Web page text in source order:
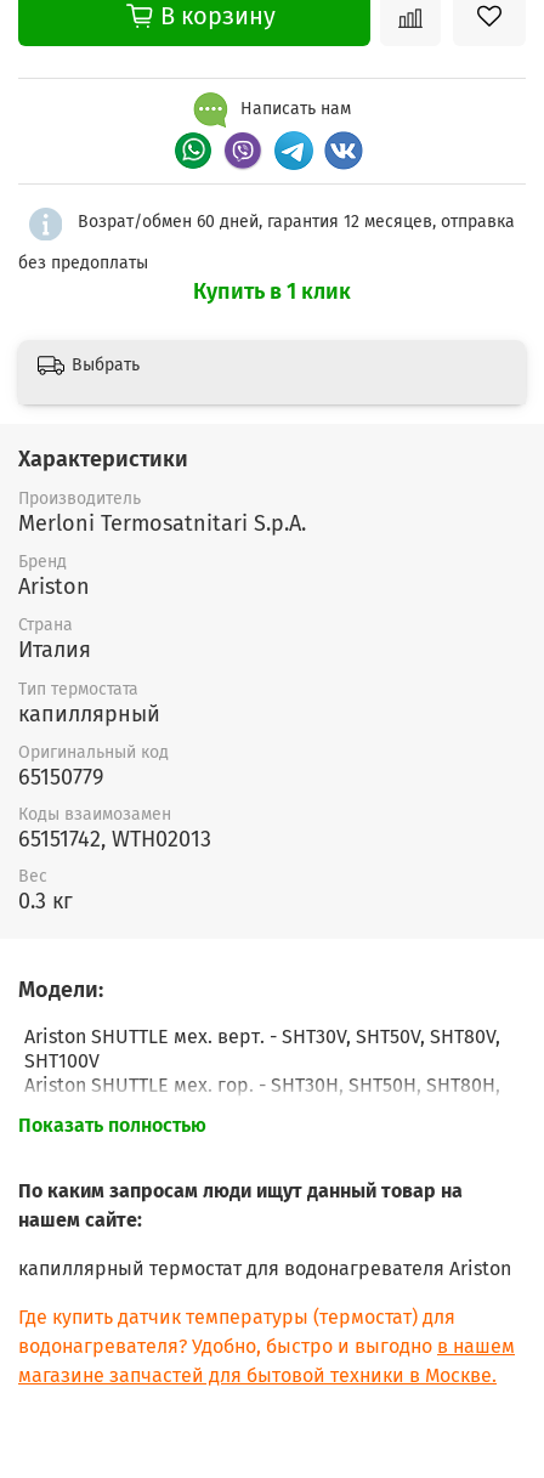
В корзину
Написать нам
Возрат/обмен 60 дней, гарантия 12 месяцев, отправка
без предоплаты
Купить в 1 клик
Выбрать
Характеристики
Производитель
Merloni Termosatnitari S.p.A.
Бренд
Ariston
Страна
Италия
Тип термостата
капиллярный
Оригинальный код
65150779
Коды взаимозамен
65151742, WTH02013
Вес
0.3 кг
Модели:
Ariston SHUTTLE мех. верт. - SHT30V, SHT50V, SHT80V,
SHT100V
Ariston SHUTTLE мех. гор. - SHT30H, SHT50H, SHT80H,
Показать полностью
По каким запросам люди ищут данный товар на
нашем сайте:
капиллярный термостат для водонагревателя Ariston
Где купить датчик температуры (термостат) для
водонагревателя? Удобно, быстро и выгодно в нашем
магазине запчастей для бытовой техники в Москве.